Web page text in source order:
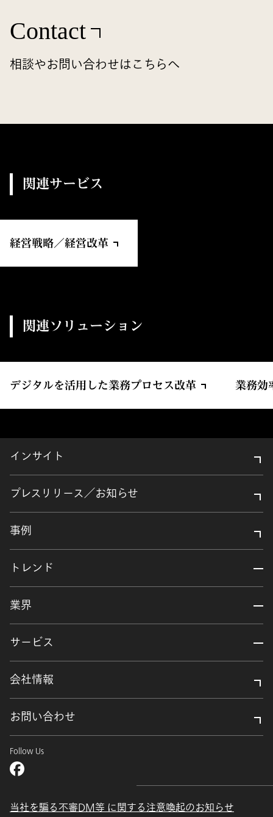
Contact
相談やお問い合わせはこちらへ
関連サービス
経営戦略／経営改革
関連ソリューション
デジタルを活用した業務プロセス改革 業務効
インサイト
プレスリリース／お知らせ
事例
トレンド
業界
サービス
会社情報
お問い合わせ
Follow Us
当社を騙る不審DM等 に関する注意喚起のお知らせ